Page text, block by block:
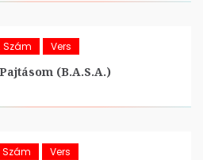
Szám Vers
(B.A.S.A.)
Szám Vers